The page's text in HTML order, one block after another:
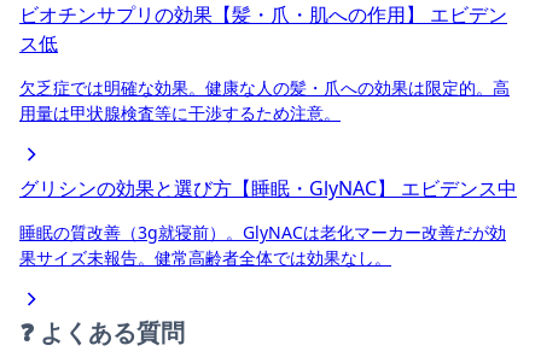
ビオチンサプリの効果【髪・爪・肌への作用】
エビデン
ス低
欠乏症では明確な効果。健康な人の髪・爪への効果は限定的。高
用量は甲状腺検査等に干渉するため注意。
グリシンの効果と選び方【睡眠・GlyNAC】 エビデンス中
睡眠の質改善（3g就寝前）。GlyNACは老化マーカー改善だが効
果サイズ未報告。健常高齢者全体では効果なし。
❓ よくある質問